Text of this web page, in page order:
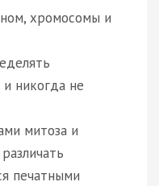
хромосомы и
никогда не
митоза и
печатными